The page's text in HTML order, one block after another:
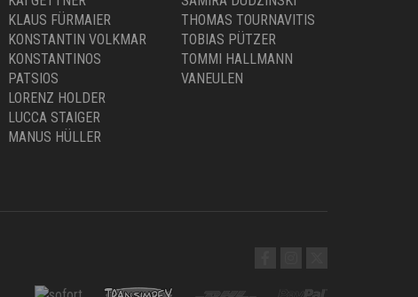
KONSTANTIN VOLKMAR
KONSTANTINOS
PATSIOS
LORENZ HOLDER
LUCCA STAIGER
MANUS HÜLLER
TOBIAS PÜTZER
TOMMI HALLMANN
VANEULEN